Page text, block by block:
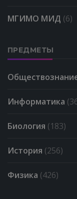
МГИМО МИД (6)
ПРЕДМЕТЫ
Информатика
Биология (183)
История (256)
Физика (426)